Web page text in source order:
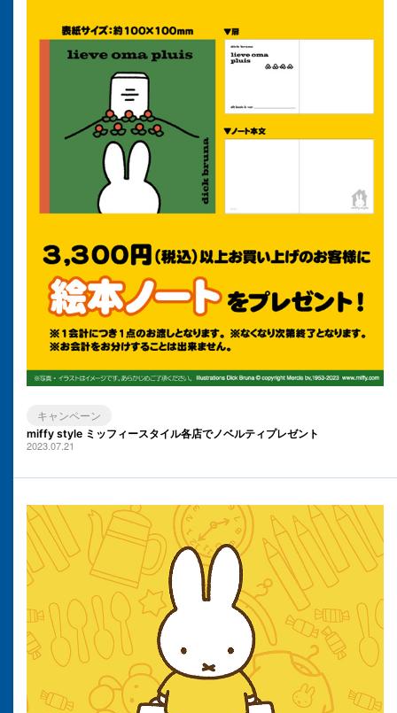
キャンペーン
miffy style ミッフィースタイル各店でノベルティプレゼント
2023.07.21